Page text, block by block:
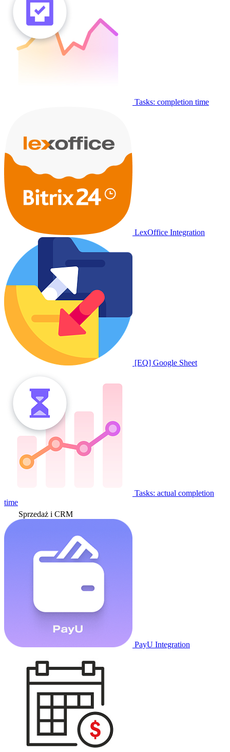
Tasks: completion time
LexOffice Integration
[EQ] Google Sheet
Tasks: actual completion
time
Sprzedaż i CRM
PayU Integration